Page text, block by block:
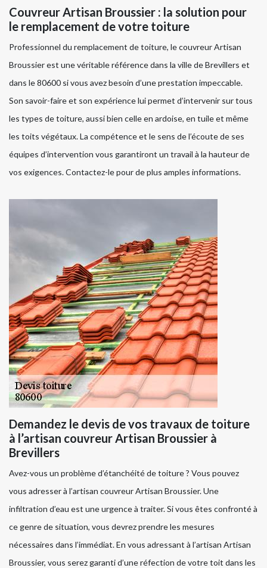
Couvreur Artisan Broussier : la solution pour
le remplacement de votre toiture
Professionnel du remplacement de toiture, le couvreur Artisan
Broussier est une véritable référence dans la ville de Brevillers et
dans le 80600 si vous avez besoin d’une prestation impeccable.
Son savoir-faire et son expérience lui permet d’intervenir sur tous
les types de toiture, aussi bien celle en ardoise, en tuile et même
les toits végétaux. La compétence et le sens de l’écoute de ses
équipes d’intervention vous garantiront un travail à la hauteur de
vos exigences. Contactez-le pour de plus amples informations.
Demandez le devis de vos travaux de toiture
à l’artisan couvreur Artisan Broussier à
Brevillers
Avez-vous un problème d’étanchéité de toiture ? Vous pouvez
vous adresser à l’artisan couvreur Artisan Broussier. Une
infiltration d’eau est une urgence à traiter. Si vous êtes confronté à
ce genre de situation, vous devrez prendre les mesures
nécessaires dans l’immédiat. En vous adressant à l’artisan Artisan
Broussier, vous serez garanti d’une réfection de votre toit dans les